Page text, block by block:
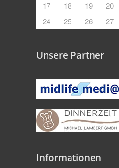
17
18 19 20
24
25 26 27
Unsere Partner
Informationen